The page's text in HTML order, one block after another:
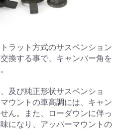
ラット方式のサスペンション
換する事で、キャンバー角を
及び純正形状サスペンショ
ウントの車高調には、キャン
ん。また、ローダウンに伴っ
になり、アッパーマウントの